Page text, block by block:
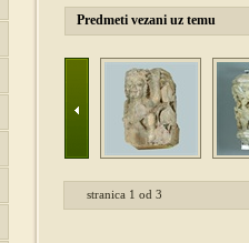
Predmeti vezani uz temu
stranica 1 od 3